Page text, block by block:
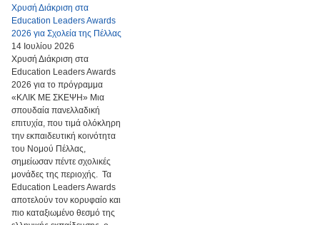
Χρυσή Διάκριση στα
Education Leaders Awards
2026 για Σχολεία της Πέλλας
14 Ιουλίου 2026
Χρυσή Διάκριση στα
Education Leaders Awards
2026 για το πρόγραμμα
«ΚΛΙΚ ΜΕ ΣΚΕΨΗ» Μια
σπουδαία πανελλαδική
επιτυχία, που τιμά ολόκληρη
την εκπαιδευτική κοινότητα
του Νομού Πέλλας,
σημείωσαν πέντε σχολικές
μονάδες της περιοχής. Τα
Education Leaders Awards
αποτελούν τον κορυφαίο και
πιο καταξιωμένο θεσμό της